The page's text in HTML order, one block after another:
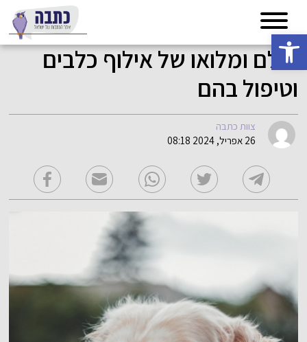
פתח סרגל נגישות
עולם ומלואו של אילוף כלבים
וטיפול בהם
צוות כתבה
26 אפריל, 2024 08:18